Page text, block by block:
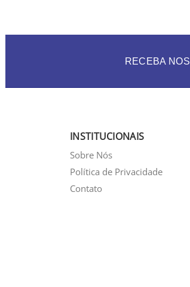
RECEBA
INSTITUCIONAIS
Sobre Nós
Política de Privacidade
Contato